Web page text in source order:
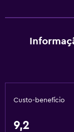
Custo-benefício
9,2